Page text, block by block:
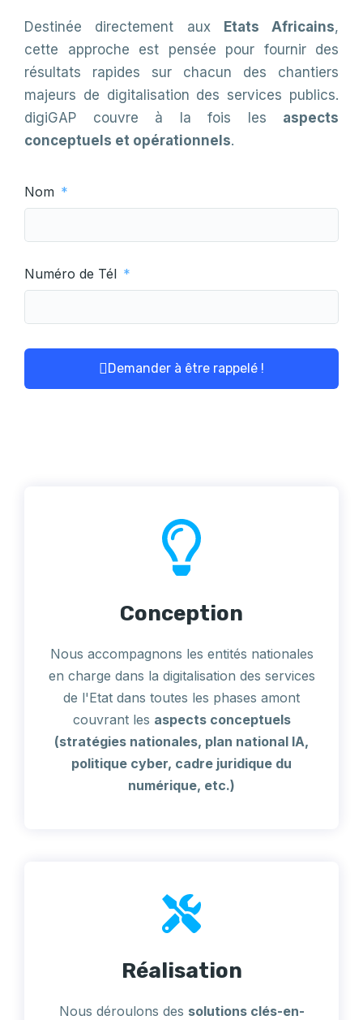
Destinée directement aux Etats Africains,
cette approche est pensée pour fournir des
résultats rapides sur chacun des chantiers
majeurs de digitalisation des services publics.
digiGAP couvre à la fois les aspects
conceptuels et opérationnels.
Nom
Numéro de Tél
Demander à être rappelé !
Conception
Nous accompagnons les entités nationales
en charge dans la digitalisation des services
de l'Etat dans toutes les phases amont
couvrant les aspects conceptuels
(stratégies nationales, plan national IA,
politique cyber, cadre juridique du
numérique, etc.)
Réalisation
Nous déroulons des solutions clés-en-